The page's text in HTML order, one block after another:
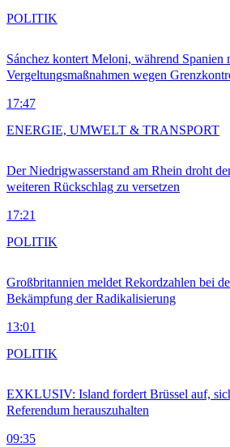
Sánchez kontert Meloni, während Spanien
Vergeltungsmaßnahmen wegen
17:47
POLITIK
Der Niedrigwasserstand am Rhein droht
weiteren Rückschlag zu versetzen
17:21
ENERGIE, UMWELT & TRANSPORT
Großbritannien meldet Rekordzahlen bei
Bekämpfung der Radikalisierung
13:01
POLITIK
EXKLUSIV: Island fordert Brüssel auf,
Referendum herauszuhalten
09:35
POLITIK